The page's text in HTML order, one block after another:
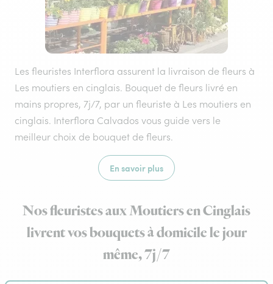
Les fleuristes Interflora assurent la livraison de fleurs à
Les moutiers en cinglais. Bouquet de fleurs livré en
mains propres, 7j/7, par un fleuriste à Les moutiers en
cinglais. Interflora Calvados vous guide vers le
meilleur choix de bouquet de fleurs.
En savoir plus
Nos fleuristes aux Moutiers en Cinglais
livrent vos bouquets à domicile le jour
même, 7j/7